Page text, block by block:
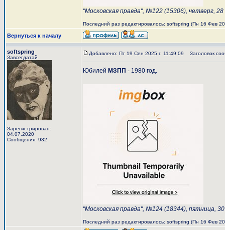
"Московская правда", №122 (15306), четверг,
Последний раз редактировалось: softspring (Пн 16 Фев
Вернуться к началу
softspring
Завсегдатай
Зарегистрирован:
04.07.2020
Сообщения: 932
Добавлено: Пт 19 Сен 2025 г. 11:49:09 Заголовок
Юбилей МЗПП - 1980 год.
"Московская правда", №124 (18344), пятница,
Последний раз редактировалось: softspring (Пн 16 Фев